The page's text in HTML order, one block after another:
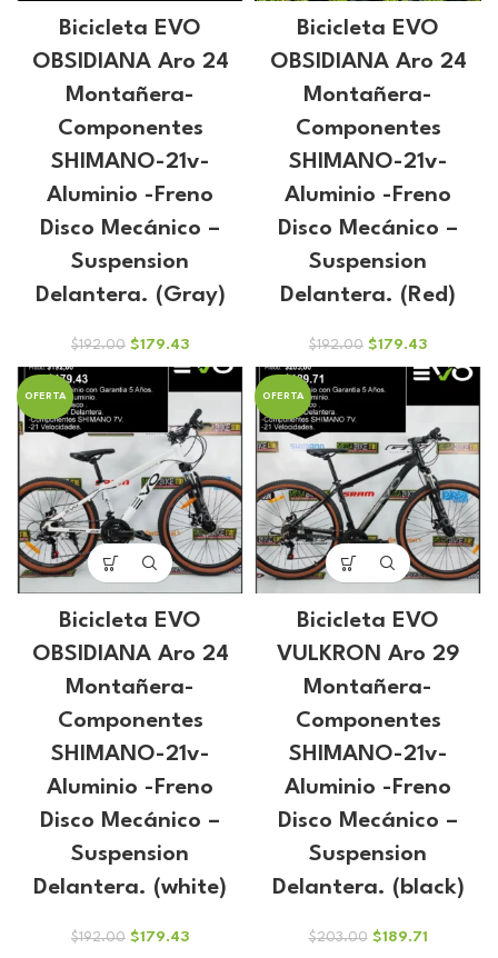
Bicicleta EVO
OBSIDIANA Aro 24
Montañera-
Componentes
SHIMANO-21v-
Aluminio -Freno
Disco Mecánico –
Suspension
Delantera. (Gray)
$192.00 El
precio
original
$192.00.
$179.43El
precio
es:
$179.43.
Bicicleta EVO
OBSIDIANA Aro 24
Montañera-
Componentes
SHIMANO-21v-
Aluminio -Freno
Disco Mecánico –
Suspension
Delantera. (Red)
$192.00 El
precio
original
$179.43El
precio
actual
es:
$179.43.
OFERTA
Bicicleta EVO
OBSIDIANA Aro 24
Montañera-
Componentes
SHIMANO-21v-
Aluminio -Freno
Disco Mecánico –
Suspension
Delantera. (white)
$192.00 El
$179.43El
OFERTA
Bicicleta EVO
VULKRON Aro 29
Montañera-
Componentes
SHIMANO-21v-
Aluminio -Freno
Disco Mecánico –
Suspension
Delantera. (black)
$203.00 El
$189.71El